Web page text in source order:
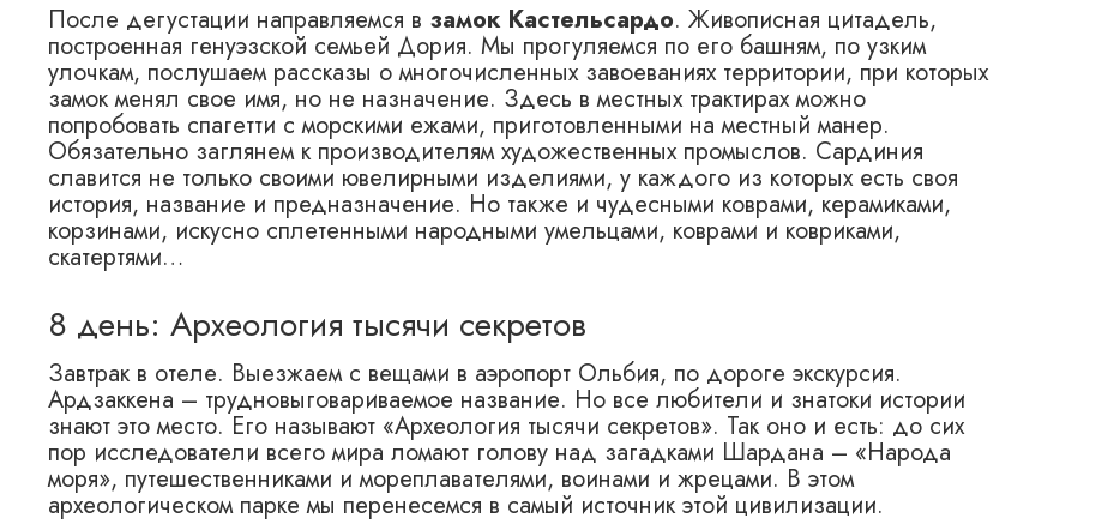
После дегустации направляемся в замок Кастельсардо. Живописная цитадель,
построенная генуэзской семьей Дория. Мы прогуляемся по его башням, по узким
улочкам, послушаем рассказы о многочисленных завоеваниях территории, при которых
замок менял свое имя, но не назначение. Здесь в местных трактирах можно
попробовать спагетти с морскими ежами, приготовленными на местный манер.
Обязательно заглянем к производителям художественных промыслов. Сардиния
славится не только своими ювелирными изделиями, у каждого из которых есть своя
история, название и предназначение. Но также и чудесными коврами, керамиками,
корзинами, искусно сплетенными народными умельцами, коврами и ковриками,
скатертями…
8 день: Археология тысячи секретов
Завтрак в отеле. Выезжаем с вещами в аэропорт Ольбия, по дороге экскурсия.
Ардзаккена – трудновыговариваемое название. Но все любители и знатоки истории
знают это место. Его называют «Археология тысячи секретов». Так оно и есть: до сих
пор исследователи всего мира ломают голову над загадками Шардана – «Народа
моря», путешественниками и мореплавателями, воинами и жрецами. В этом
археологическом парке мы перенесемся в самый источник этой цивилизации.